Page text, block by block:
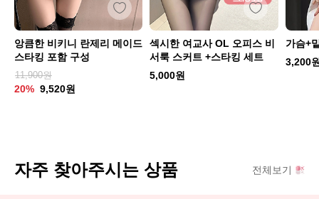
앙큼한 비키니 란제리 메이드
스타킹 포함 구성
11,900원
20% 9,520원
섹시한 여교사 OL 오피스 비
서룩 스커트 +스타킹 세트
5,000원
가슴+
3,200
자주 찾아주시는 상품 전체보기